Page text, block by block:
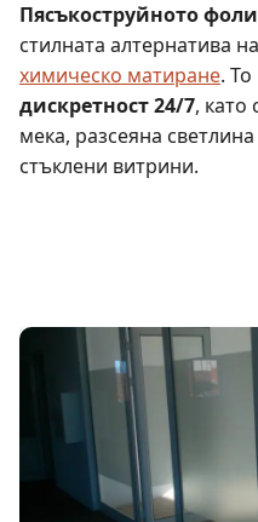
Пясъкоструйното
стилната алтернатива
химическо матиране.
дискретност 24/7,
мека, разсеяна
стъклени витрини.